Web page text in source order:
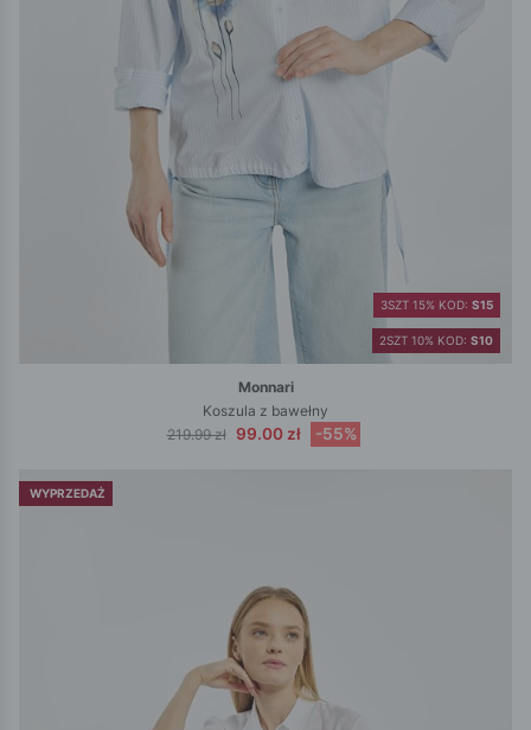
2SZT 10% KOD: S10
3SZT 15% KOD: S15
Monnari
Koszula z bawełny
219.99 zł 99.00 zł -55%
WYPRZEDAŻ